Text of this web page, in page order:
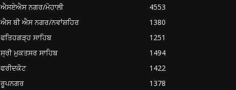
ਐਸਏਐਸ ਨਗਰ/ਮੋਹਾਲੀ
4553
ਐਸ ਬੀ ਐਸ ਨਗਰ/ਨਵਾਂਸ਼ਹਿਰ
1380
ਫਤਿਹਗੜ੍ਹ ਸਾਹਿਬ
1251
ਸ੍ਰੀ ਮੁਕਤਸਰ ਸਾਹਿਬ
1494
ਫਰੀਦਕੋਟ
1422
ਰੂਪਨਗਰ
1378